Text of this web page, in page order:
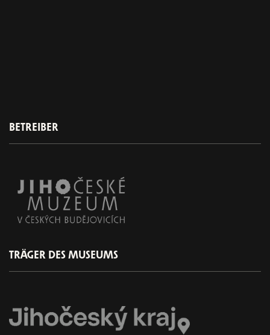
BETREIBER
TRÄGER DES MUSEUMS